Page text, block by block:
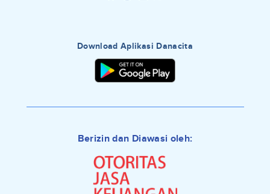
Download Aplikasi Danacita
Berizin dan Diawasi oleh: